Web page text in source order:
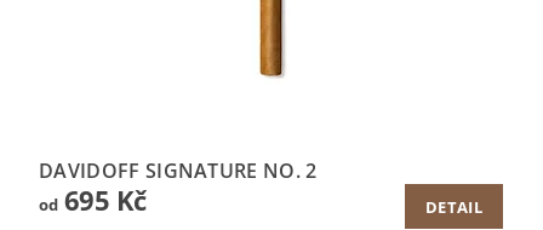
DAVIDOFF SIGNATURE NO. 2
od695 Kč DETAIL